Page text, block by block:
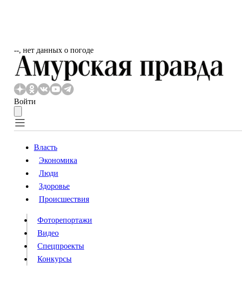
‐‐, нет данных о погоде
Войти
Власть
Происшествия
Видео
Конкурсы
Власть
Экономика
Люди
Здоровье
Происшествия
Фоторепортажи
Видео
Спецпроекты
Конкурсы